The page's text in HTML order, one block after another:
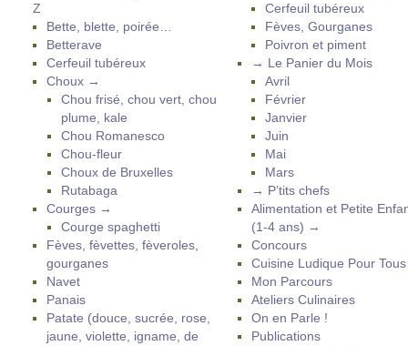
Z
Bette, blette, poirée…
Betterave
Cerfeuil tubéreux
Choux →
Chou frisé, chou vert, chou
plume, kale
Chou Romanesco
Chou-fleur
Choux de Bruxelles
Rutabaga
Courges →
Courge spaghetti
Fèves, fèvettes, fèveroles,
gourganes
Navet
Panais
Patate (douce, sucrée, rose,
jaune, violette, igname, de
Cerfeuil tubéreux
Fèves, Gourganes
Poivron et piment
→ Le Panier du Mois
Avril
Février
Janvier
Juin
Mai
Mars
→ P’tits chefs
Alimentation et Petite
(1-4 ans) →
Concours
Cuisine Ludique Pour
Mon Parcours
Ateliers Culinaires
On en Parle !
Publications